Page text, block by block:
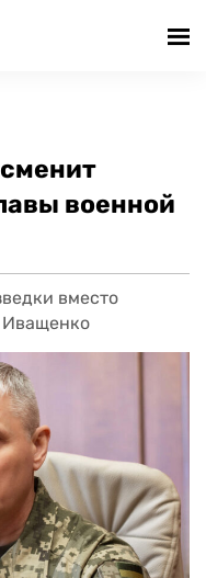
военной
вместо
Иващенко